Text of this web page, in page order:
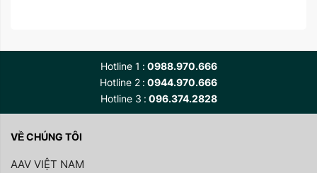
Hotline 1
0988.970.666
Hotline 2 0944.970.666
Hotline 3
096.374.2828
VỀ CHÚNG TÔI
AAV VIỆT NAM